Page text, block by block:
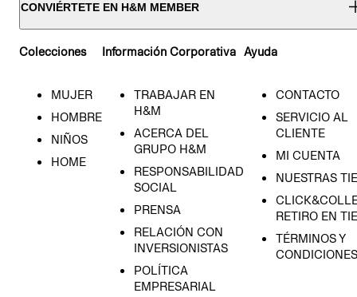
CONVIÉRTETE EN H&M MEMBER
Colecciones
MUJER
HOMBRE
NIÑOS
HOME
Información Corporativa
TRABAJAR EN
H&M
ACERCA DEL
GRUPO H&M
RESPONSABILIDAD
SOCIAL
PRENSA
RELACIÓN CON
INVERSIONISTAS
POLÍTICA
EMPRESARIAL
Ayuda
CONTACTO
SERVICIO AL
CLIENTE
MI CUENTA
NUESTRAS
RETIRO EN
TÉRMINOS Y
CONDICIONES